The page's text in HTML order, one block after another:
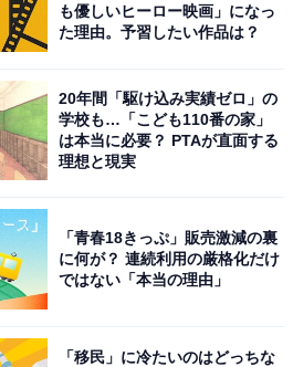
も優しいヒーロー映画」になっ
た理由。予習したい作品は？
20年間「駆け込み実績ゼロ」の
学校も…「こども110番の家」
は本当に必要？ PTAが直面する
理想と現実
「青春18きっぷ」販売激減の裏
に何が？ 連続利用の厳格化だけ
ではない「本当の理由」
「移民」に冷たいのはどっちな